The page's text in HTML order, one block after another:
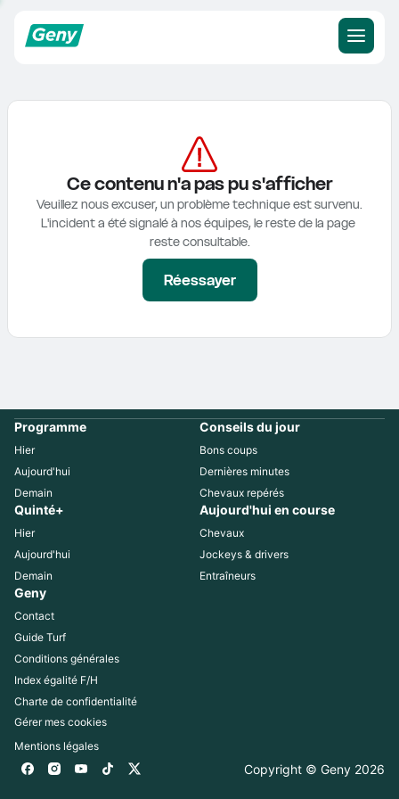
Ce contenu n'a pas pu s'afficher
Veuillez nous excuser, un problème technique est survenu.
L'incident a été signalé à nos équipes, le reste de la page
reste consultable.
Réessayer
Programme
Hier
Aujourd'hui
Demain
Conseils du jour
Bons coups
Dernières minutes
Chevaux repérés
Quinté+
Hier
Aujourd'hui
Demain
Aujourd'hui en course
Chevaux
Jockeys & drivers
Entraîneurs
Geny
Contact
Guide Turf
Conditions générales
Index égalité F/H
Charte de confidentialité
Gérer mes cookies
Mentions légales
Copyright © Geny 2026